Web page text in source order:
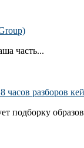
часть...
разборов
подборку